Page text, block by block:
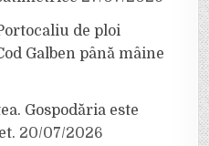
de ploi
Galben până mâine
Gospodăria este
20/07/2026